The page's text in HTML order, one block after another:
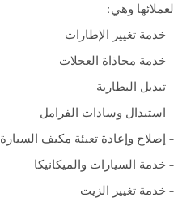
لعملائها وهي:
– خدمة تغيير الإطارات
– خدمة محاذاة العجلات
– تبديل البطارية
– استبدال وسادات الفرامل
– إصلاح وإعادة تعبئة مكيف السيارة
– خدمة السيارات والميكانيكا
– خدمة تغيير الزيت